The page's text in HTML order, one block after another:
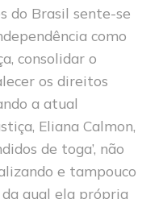
do Brasil sente-se
como
consolidar o
os direitos
a atual
Eliana Calmon,
de toga’, não
e tampouco
qual ela própria